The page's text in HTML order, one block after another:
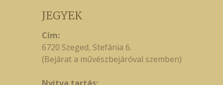
JEGYEK
Cím:
6720 Szeged, Stefánia 6.
(Bejárat a művészbejáróval szemben)